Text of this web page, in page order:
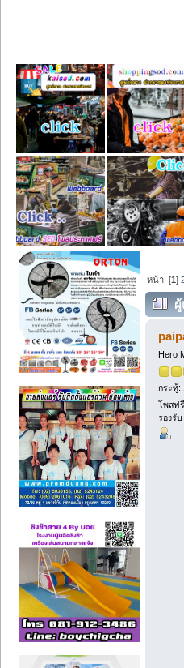
หน้า: [1]
Hero
กระทู้:
โพสฟ
รองรั